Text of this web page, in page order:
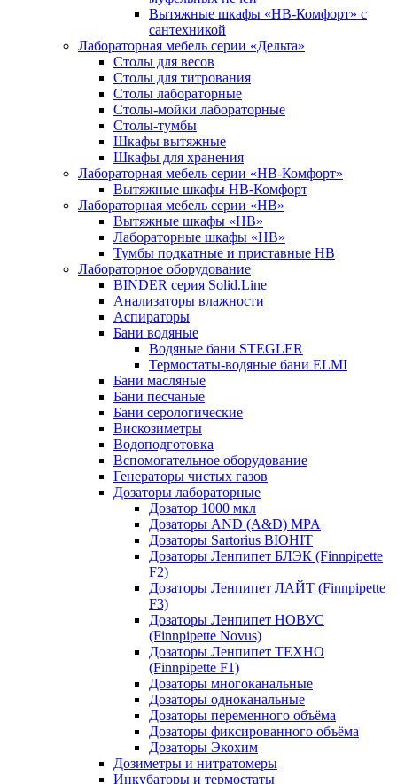
Вытяжные шкафы «НВ-Комфорт» с
сантехникой
Лабораторная мебель серии «Дельта»
Столы для весов
Столы для титрования
Столы лабораторные
Столы-мойки лабораторные
Столы-тумбы
Шкафы вытяжные
Шкафы для хранения
Лабораторная мебель серии «НВ-Комфорт»
Вытяжные шкафы НВ-Комфорт
Лабораторная мебель серии «НВ»
Вытяжные шкафы «НВ»
Лабораторные шкафы «НВ»
Тумбы подкатные и приставные НВ
Лабораторное оборудование
BINDER серия Solid.Line
Анализаторы влажности
Аспираторы
Бани водяные
Водяные бани STEGLER
Термостаты-водяные бани ELMI
Бани масляные
Бани песчаные
Бани серологические
Вискозиметры
Водоподготовка
Вспомогательное оборудование
Генераторы чистых газов
Дозаторы лабораторные
Дозатор 1000 мкл
Дозаторы AND (A&D) MPA
Дозаторы Sartorius BIOHIT
Дозаторы Ленпипет БЛЭК (Finnpipette
F2)
Дозаторы Ленпипет ЛАЙТ (Finnpipette
F3)
Дозаторы Ленпипет НОВУС
(Finnpipette Novus)
Дозаторы Ленпипет ТЕХНО
(Finnpipette F1)
Дозаторы многоканальные
Дозаторы одноканальные
Дозаторы переменного объёма
Дозаторы фиксированного объёма
Дозаторы Экохим
Дозиметры и нитратомеры
Инкубаторы и термостаты